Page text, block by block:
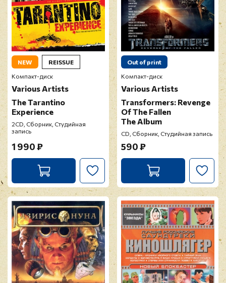
NEW
REISSUE
Компакт-диск
Various Artists
The Tarantino
Experience
2CD, Сборник, Студийная
запись
1 990 ₽
Out of print
Компакт-диск
Various Artists
Transformers: Revenge
Of The Fallen
The Album
CD, Сборник, Студийная запись
590 ₽